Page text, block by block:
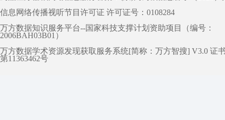
信息网络传播视听节目许可证 许可证号：0108284
万方数据知识服务平台--国家科技支撑计划资助项目（编号：
2006BAH03B01）
万方数据学术资源发现获取服务系统[简称：万方智搜] V3.0 证
第11363462号